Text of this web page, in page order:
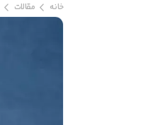
خانه مقالات